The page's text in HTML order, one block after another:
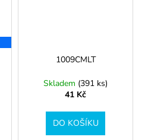
1009CMLT
Skladem (391 ks)
41 Kč
DO KOŠÍKU